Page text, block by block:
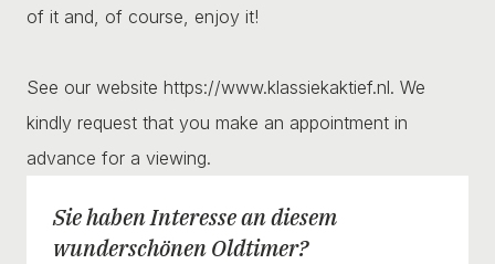
of it and, of course, enjoy it!
See our website https://www.klassiekaktief.nl. We
kindly request that you make an appointment in
advance for a viewing.
Sie haben Interesse an diesem
wunderschönen Oldtimer?